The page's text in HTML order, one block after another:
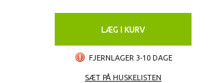
LÆG I KURV
FJERNLAGER 3-10 DAGE
SÆT PÅ HUSKELISTEN